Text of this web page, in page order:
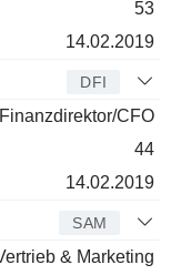
53
14.02.2019
DFI
Finanzdirektor/CFO
44
14.02.2019
SAM
& Marketing